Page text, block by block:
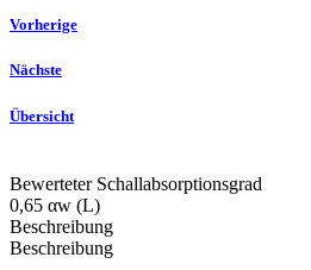
Vorherige
Nächste
Übersicht
Bewerteter Schallabsorptionsgrad
0,65 αw (L)
Beschreibung
Beschreibung